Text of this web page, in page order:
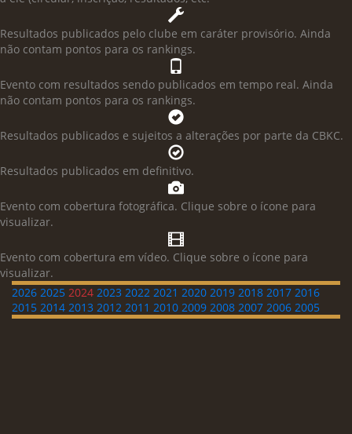
Resultados publicados pelo clube em caráter provisório. Ainda
não contam pontos para os rankings.
Evento com resultados sendo publicados em tempo real. Ainda
não contam pontos para os rankings.
Resultados publicados e sujeitos a alterações por parte da CBKC.
Resultados publicados em definitivo.
Evento com cobertura fotográfica. Clique sobre o ícone para
visualizar.
Evento com cobertura em vídeo. Clique sobre o ícone para
visualizar.
2026 2025 2024 2023 2022 2021 2020 2019 2018 2017 2016
2015 2014 2013 2012 2011 2010 2009 2008 2007 2006 2005